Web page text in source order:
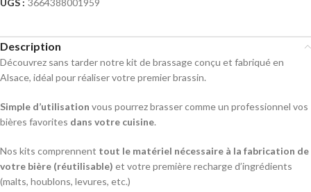
UGS : 3664388001959
Description
Découvrez sans tarder notre kit de brassage conçu et fabriqué en
Alsace, idéal pour réaliser votre premier brassin.
Simple d’utilisation vous pourrez brasser comme un professionnel vos
bières favorites dans votre cuisine.
Nos kits comprennent tout le matériel nécessaire à la fabrication de
votre bière (réutilisable) et votre première recharge d’ingrédients
(malts, houblons, levures, etc.)